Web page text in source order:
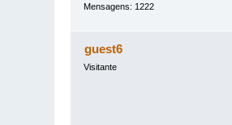
Mensagens: 1222
guest6
Visitante